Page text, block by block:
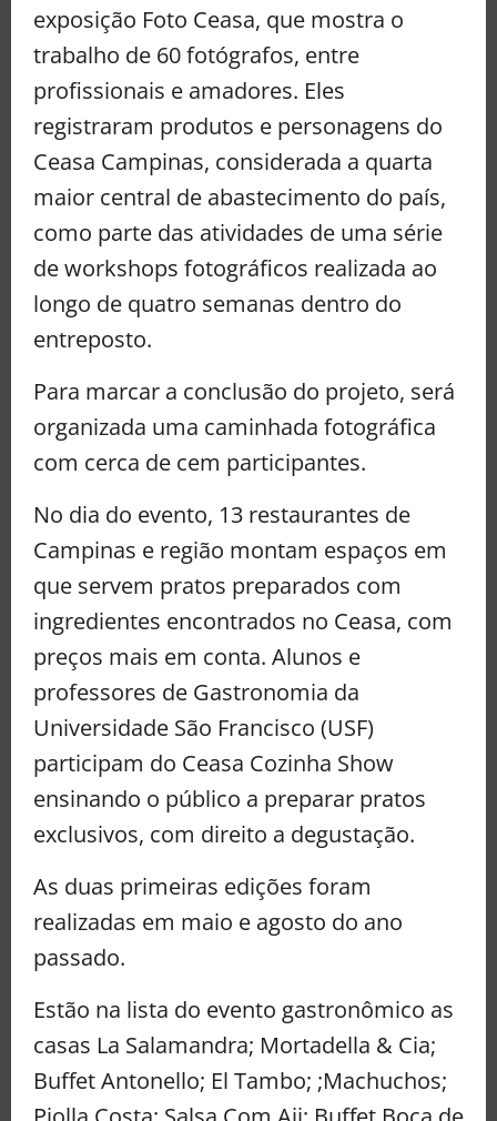
exposição Foto Ceasa, que mostra o
trabalho de 60 fotógrafos, entre
profissionais e amadores. Eles
registraram produtos e personagens do
Ceasa Campinas, considerada a quarta
maior central de abastecimento do país,
como parte das atividades de uma série
de workshops fotográficos realizada ao
longo de quatro semanas dentro do
entreposto.
Para marcar a conclusão do projeto, será
organizada uma caminhada fotográfica
com cerca de cem participantes.
No dia do evento, 13 restaurantes de
Campinas e região montam espaços em
que servem pratos preparados com
ingredientes encontrados no Ceasa, com
preços mais em conta. Alunos e
professores de Gastronomia da
Universidade São Francisco (USF)
participam do Ceasa Cozinha Show
ensinando o público a preparar pratos
exclusivos, com direito a degustação.
As duas primeiras edições foram
realizadas em maio e agosto do ano
passado.
Estão na lista do evento gastronômico as
casas La Salamandra; Mortadella & Cia;
Buffet Antonello; El Tambo; ;Machuchos;